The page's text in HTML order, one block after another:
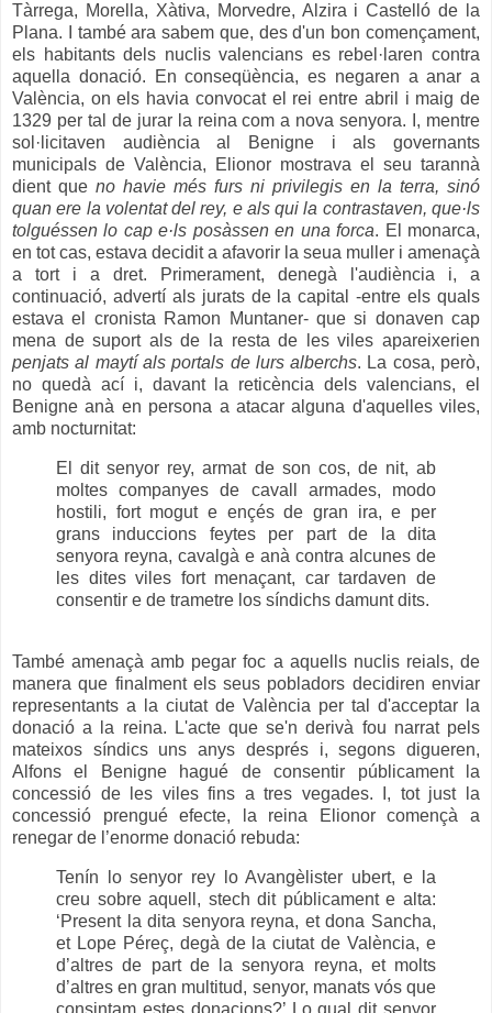
Tàrrega, Morella, Xàtiva, Morvedre, Alzira i Castelló de la
Plana. I també ara sabem que, des d'un bon començament,
els habitants dels nuclis valencians es rebel·laren contra
aquella donació. En conseqüència, es negaren a anar a
València, on els havia convocat el rei entre abril i maig de
1329 per tal de jurar la reina com a nova senyora. I, mentre
sol·licitaven audiència al Benigne i als governants
municipals de València, Elionor mostrava el seu tarannà
dient que no havie més furs ni privilegis en la terra, sinó
quan ere la volentat del rey, e als qui la contrastaven, que·ls
tolguéssen lo cap e·ls posàssen en una forca. El monarca,
en tot cas, estava decidit a afavorir la seua muller i amenaçà
a tort i a dret. Primerament, denegà l'audiència i, a
continuació, advertí als jurats de la capital -entre els quals
estava el cronista Ramon Muntaner- que si donaven cap
mena de suport als de la resta de les viles apareixerien
penjats al maytí als portals de lurs alberchs. La cosa, però,
no quedà ací i, davant la reticència dels valencians, el
Benigne anà en persona a atacar alguna d'aquelles viles,
amb nocturnitat:
El dit senyor rey, armat de son cos, de nit, ab
moltes companyes de cavall armades, modo
hostili, fort mogut e ençés de gran ira, e per
grans induccions feytes per part de la dita
senyora reyna, cavalgà e anà contra alcunes de
les dites viles fort menaçant, car tardaven de
consentir e de trametre los síndichs damunt dits.
També amenaçà amb pegar foc a aquells nuclis reials, de
manera que finalment els seus pobladors decidiren enviar
representants a la ciutat de València per tal d'acceptar la
donació a la reina. L'acte que se'n derivà fou narrat pels
mateixos síndics uns anys després i, segons digueren,
Alfons el Benigne hagué de consentir públicament la
concessió de les viles fins a tres vegades. I, tot just la
concessió prengué efecte, la reina Elionor començà a
renegar de l’enorme donació rebuda:
Tenín lo senyor rey lo Avangèlister ubert, e la
creu sobre aquell, stech dit públicament e alta:
‘Present la dita senyora reyna, et dona Sancha,
et Lope Péreç, degà de la ciutat de València, e
d’altres de part de la senyora reyna, et molts
d’altres en gran multitud, senyor, manats vós que
consintam estes donacions?’ Lo qual dit senyor